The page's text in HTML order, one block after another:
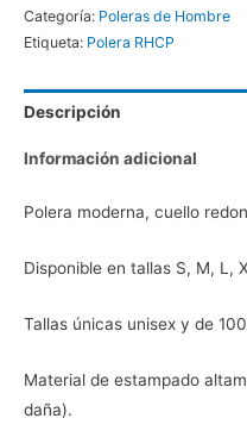
Categoría: Poleras de Hombre
Etiqueta: Polera RHCP
Descripción
Información adicional
Polera moderna, cuello
Disponible en tallas S, M, L,
Tallas únicas unisex y de
Material de estampado
daña).